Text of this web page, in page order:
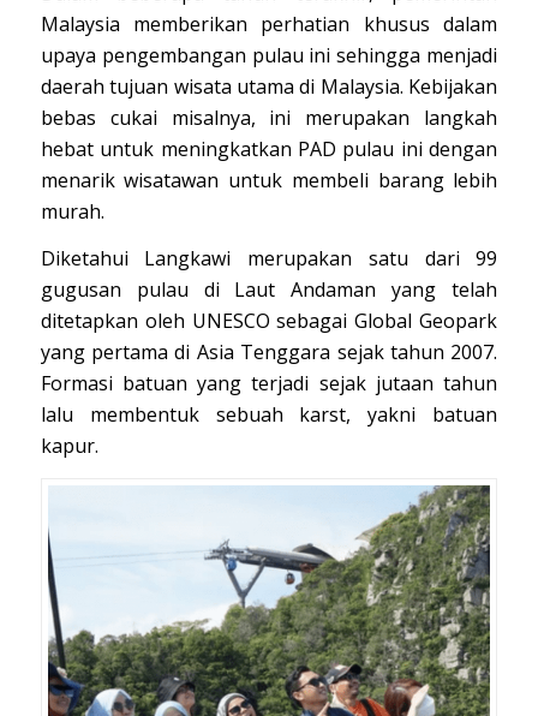
Malaysia memberikan perhatian khusus dalam
upaya pengembangan pulau ini sehingga menjadi
daerah tujuan wisata utama di Malaysia. Kebijakan
bebas cukai misalnya, ini merupakan langkah
hebat untuk meningkatkan PAD pulau ini dengan
menarik wisatawan untuk membeli barang lebih
murah.
Diketahui Langkawi merupakan satu dari 99
gugusan pulau di Laut Andaman yang telah
ditetapkan oleh UNESCO sebagai Global Geopark
yang pertama di Asia Tenggara sejak tahun 2007.
Formasi batuan yang terjadi sejak jutaan tahun
lalu membentuk sebuah karst, yakni batuan
kapur.